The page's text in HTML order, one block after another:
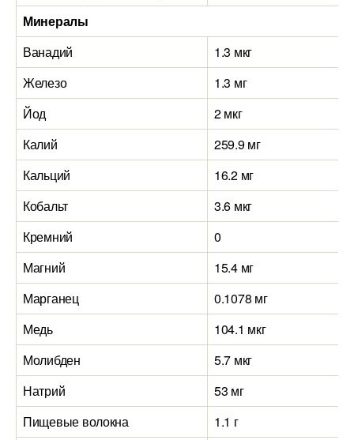
Минералы
Ванадий
1.3 мкг
Железо
1.3 мг
Йод
2 мкг
Калий
259.9 мг
Кальций
16.2 мг
Кобальт
3.6 мкг
Кремний
0
Магний
15.4 мг
Марганец
0.1078 мг
Медь
104.1 мкг
Молибден
5.7 мкг
Натрий
53 мг
Пищевые волокна
1.1 г